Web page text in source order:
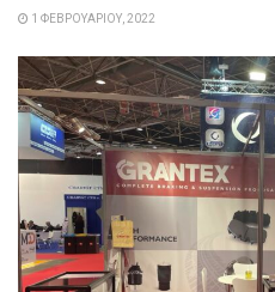
1 ΦΕΒΡΟΥΑΡΊΟΥ, 2022